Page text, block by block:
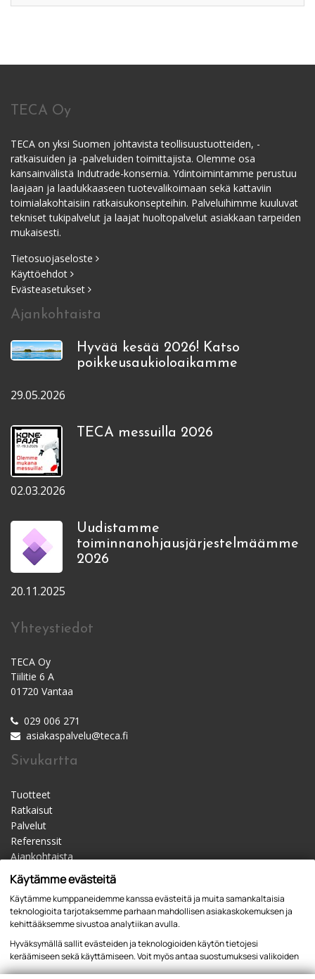
TECA Oy
TECA on yksi Suomen johtavista teollisuustuotteiden, -
ratkaisuiden ja -palveluiden toimittajista. Olemme osa
kansainvälistä Indutrade-konsernia. Ydintoimintamme perustuu
laajaan ja laadukkaaseen tuotevalikoimaan sekä kattaviin
toimialakohtaisiin ratkaisukonsepteihin. Palveluihimme kuuluvat
tekniset tukipalvelut ja laajat huoltopalvelut asiakkaan tarpeiden
mukaisesti.
Tietosuojaseloste
Käyttöehdot
Evästeasetukset
Ajankohtaista
Hyvää kesää 2026! Katso
poikkeusaukioloaikamme
29.05.2026
TECA messuilla 2026
02.03.2026
Uudistamme
toiminnanohjausjärjestelmäämme
2026
20.11.2025
Yhteystiedot
TECA Oy
Tiilitie 6 A
01720 Vantaa
029 006 271
asiakaspalvelu@teca.fi
Sivukartta
Tuotteet
Ratkaisut
Palvelut
Referenssit
Ajankohtaista
Materiaalipankki
Yhteystiedot
Jälleenmyyjät
Käytämme evästeitä
Käytämme kumppaneidemme kanssa evästeitä ja muita samankaltaisia
teknologioita tarjotaksemme parhaan mahdollisen asiakaskokemuksen ja
kehittääksemme sivustoa analytiikan avulla.
Hyväksymällä sallit evästeiden ja teknologioiden käytön tietojesi
keräämiseen sekä käyttämiseen. Voit myös antaa suostumuksesi valikoiden
kautta klikkaamalla “Asetukset” painiketta.